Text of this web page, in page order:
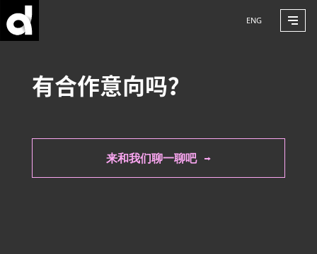
ENG
有合作意向吗？
来和我们聊一聊吧 →